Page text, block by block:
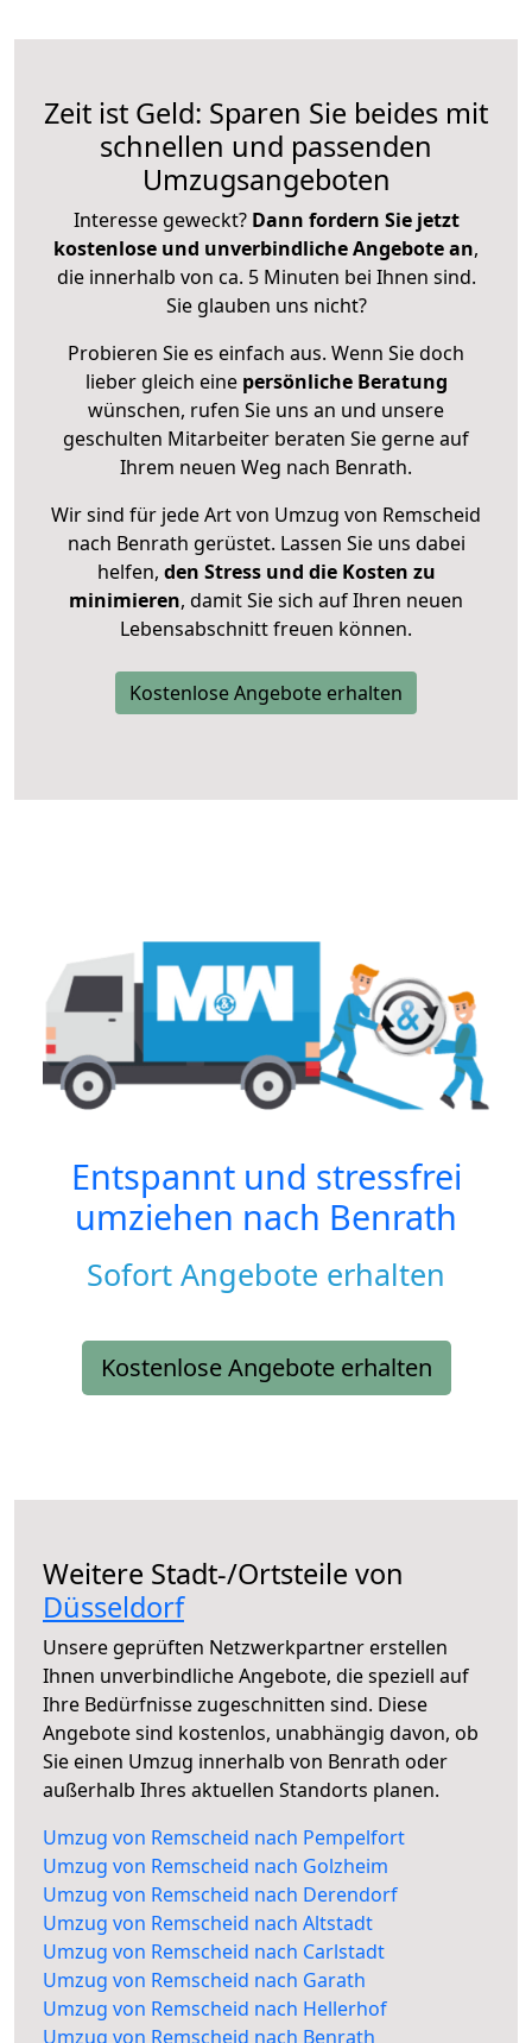
Zeit ist Geld: Sparen Sie beides mit
schnellen und passenden
Umzugsangeboten
Interesse geweckt? Dann fordern Sie jetzt
kostenlose und unverbindliche Angebote an,
die innerhalb von ca. 5 Minuten bei Ihnen sind.
Sie glauben uns nicht?
Probieren Sie es einfach aus. Wenn Sie doch
lieber gleich eine persönliche Beratung
wünschen, rufen Sie uns an und unsere
geschulten Mitarbeiter beraten Sie gerne auf
Ihrem neuen Weg nach Benrath.
Wir sind für jede Art von Umzug von Remscheid
nach Benrath gerüstet. Lassen Sie uns dabei
helfen, den Stress und die Kosten zu
minimieren, damit Sie sich auf Ihren neuen
Lebensabschnitt freuen können.
Kostenlose Angebote erhalten
Entspannt und stressfrei
umziehen nach Benrath
Sofort Angebote erhalten
Kostenlose Angebote erhalten
Weitere Stadt-/Ortsteile von
Düsseldorf
Unsere geprüften Netzwerkpartner erstellen
Ihnen unverbindliche Angebote, die speziell auf
Ihre Bedürfnisse zugeschnitten sind. Diese
Angebote sind kostenlos, unabhängig davon, ob
Sie einen Umzug innerhalb von Benrath oder
außerhalb Ihres aktuellen Standorts planen.
Umzug von Remscheid nach Pempelfort
Umzug von Remscheid nach Golzheim
Umzug von Remscheid nach Derendorf
Umzug von Remscheid nach Altstadt
Umzug von Remscheid nach Carlstadt
Umzug von Remscheid nach Garath
Umzug von Remscheid nach Hellerhof
Umzug von Remscheid nach Benrath